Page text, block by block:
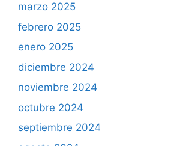
marzo 2025
febrero 2025
enero 2025
diciembre 2024
noviembre 2024
octubre 2024
septiembre 2024